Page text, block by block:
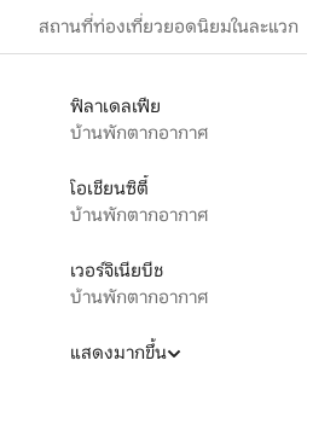
สถานที่ท่องเที่ยวยอดนิยมในละแวก
ฟิลาเดลเฟีย
บ้านพักตากอากาศ
โอเชียนซิตี้
บ้านพักตากอากาศ
เวอร์จิเนียบีช
บ้านพักตากอากาศ
แสดงมากขึ้น